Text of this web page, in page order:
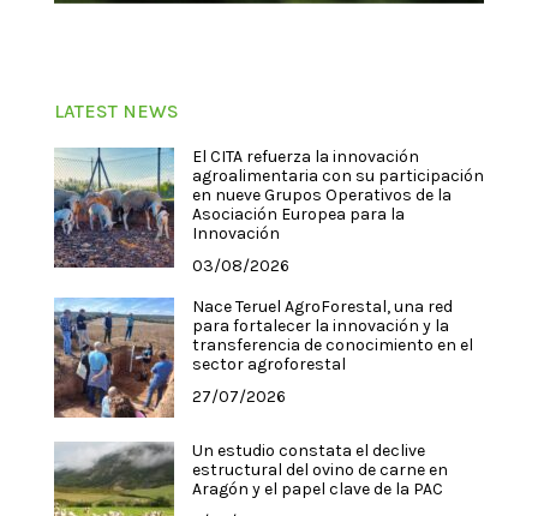
LATEST NEWS
El CITA refuerza la innovación
agroalimentaria con su participación
en nueve Grupos Operativos de la
Asociación Europea para la
Innovación
03/08/2026
Nace Teruel AgroForestal, una red
para fortalecer la innovación y la
transferencia de conocimiento en el
sector agroforestal
27/07/2026
Un estudio constata el declive
estructural del ovino de carne en
Aragón y el papel clave de la PAC